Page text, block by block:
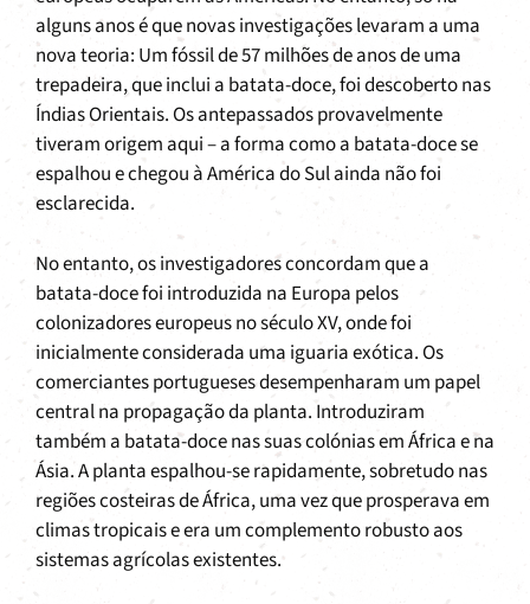
alguns anos é que novas investigações levaram a uma
nova teoria: Um fóssil de 57 milhões de anos de uma
trepadeira, que inclui a batata-doce, foi descoberto nas
Índias Orientais. Os antepassados provavelmente
tiveram origem aqui – a forma como a batata-doce se
espalhou e chegou à América do Sul ainda não foi
esclarecida.
No entanto, os investigadores concordam que a
batata-doce foi introduzida na Europa pelos
colonizadores europeus no século XV, onde foi
inicialmente considerada uma iguaria exótica. Os
comerciantes portugueses desempenharam um papel
central na propagação da planta. Introduziram
também a batata-doce nas suas colónias em África e na
Ásia. A planta espalhou-se rapidamente, sobretudo nas
regiões costeiras de África, uma vez que prosperava em
climas tropicais e era um complemento robusto aos
sistemas agrícolas existentes.